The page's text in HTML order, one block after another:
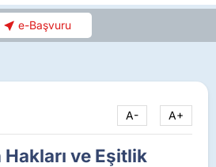
e-Başvuru
A- A+
ve Eşitlik